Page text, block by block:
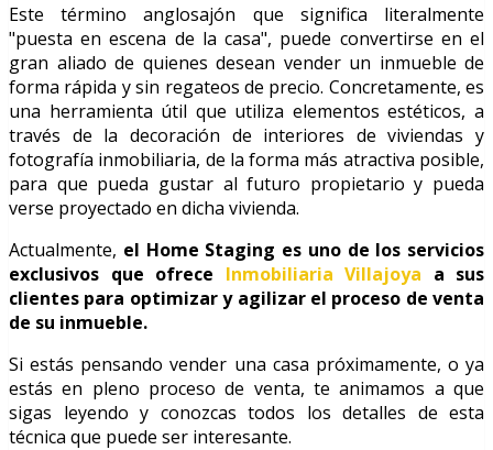
Este término anglosajón que significa literalmente
"puesta en escena de la casa", puede convertirse en el
gran aliado de quienes desean vender un inmueble de
forma rápida y sin regateos de precio. Concretamente, es
una herramienta útil que utiliza elementos estéticos, a
través de la decoración de interiores de viviendas y
fotografía inmobiliaria, de la forma más atractiva posible,
para que pueda gustar al futuro propietario y pueda
verse proyectado en dicha vivienda.
Actualmente, el Home Staging es uno de los servicios
exclusivos que ofrece Inmobiliaria Villajoya a sus
clientes para optimizar y agilizar el proceso de venta
de su inmueble.
Si estás pensando vender una casa próximamente, o ya
estás en pleno proceso de venta, te animamos a que
sigas leyendo y conozcas todos los detalles de esta
técnica que puede ser interesante.